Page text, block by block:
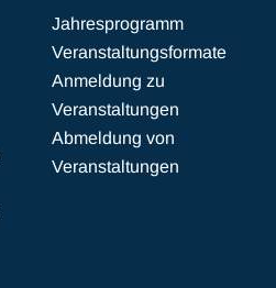
Jahresprogramm
Veranstaltungsformate
Anmeldung zu
Veranstaltungen
Abmeldung von
Veranstaltungen